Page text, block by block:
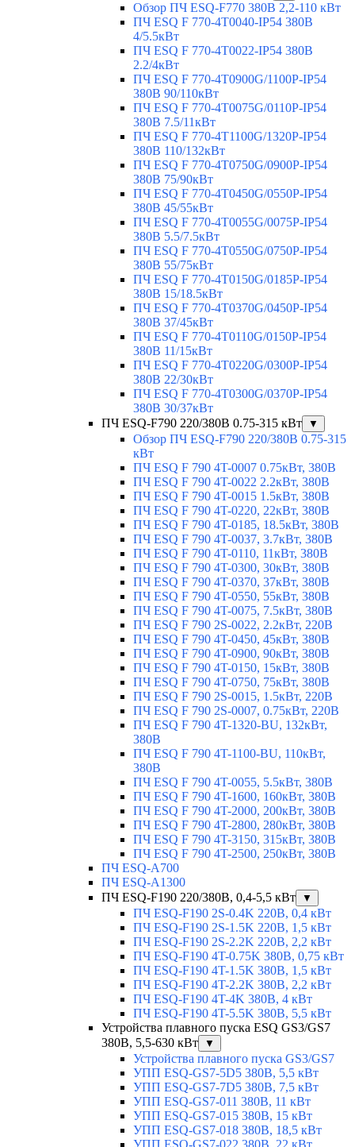
Обзор ПЧ ESQ-F770 380В 2,2-110 кВт
ПЧ ESQ F 770-4T0040-IP54 380В
4/5.5кВт
ПЧ ESQ F 770-4T0022-IP54 380В
2.2/4кВт
ПЧ ESQ F 770-4Т0900G/1100P-IP54
380В 90/110кВт
ПЧ ESQ F 770-4T0075G/0110P-IP54
380В 7.5/11кВт
ПЧ ESQ F 770-4T1100G/1320P-IP54
380В 110/132кВт
ПЧ ESQ F 770-4T0750G/0900P-IP54
380В 75/90кВт
ПЧ ESQ F 770-4T0450G/0550P-IP54
380В 45/55кВт
ПЧ ESQ F 770-4T0055G/0075P-IP54
380В 5.5/7.5кВт
ПЧ ESQ F 770-4T0550G/0750P-IP54
380В 55/75кВт
ПЧ ESQ F 770-4T0150G/0185P-IP54
380В 15/18.5кВт
ПЧ ESQ F 770-4T0370G/0450P-IP54
380В 37/45кВт
ПЧ ESQ F 770-4T0110G/0150P-IP54
380В 11/15кВт
ПЧ ESQ F 770-4T0220G/0300P-IP54
380В 22/30кВт
ПЧ ESQ F 770-4T0300G/0370P-IP54
380В 30/37кВт
ПЧ ESQ-F790 220/380В 0.75-315 кВт
▼
Обзор ПЧ ESQ-F790 220/380В 0.75-315
кВт
ПЧ ESQ F 790 4T-0007 0.75кВт, 380В
ПЧ ESQ F 790 4T-0022 2.2кВт, 380В
ПЧ ESQ F 790 4T-0015 1.5кВт, 380В
ПЧ ESQ F 790 4T-0220, 22кВт, 380В
ПЧ ESQ F 790 4T-0185, 18.5кВт, 380В
ПЧ ESQ F 790 4T-0037, 3.7кВт, 380В
ПЧ ESQ F 790 4T-0110, 11кВт, 380В
ПЧ ESQ F 790 4T-0300, 30кВт, 380В
ПЧ ESQ F 790 4T-0370, 37кВт, 380В
ПЧ ESQ F 790 4T-0550, 55кВт, 380В
ПЧ ESQ F 790 4T-0075, 7.5кВт, 380В
ПЧ ESQ F 790 2S-0022, 2.2кВт, 220В
ПЧ ESQ F 790 4T-0450, 45кВт, 380В
ПЧ ESQ F 790 4T-0900, 90кВт, 380В
ПЧ ESQ F 790 4T-0150, 15кВт, 380В
ПЧ ESQ F 790 4T-0750, 75кВт, 380В
ПЧ ESQ F 790 2S-0015, 1.5кВт, 220В
ПЧ ESQ F 790 2S-0007, 0.75кВт, 220В
ПЧ ESQ F 790 4T-1320-BU, 132кВт,
380В
ПЧ ESQ F 790 4T-1100-BU, 110кВт,
380В
ПЧ ESQ F 790 4T-0055, 5.5кВт, 380В
ПЧ ESQ F 790 4T-1600, 160кВт, 380В
ПЧ ESQ F 790 4T-2000, 200кВт, 380В
ПЧ ESQ F 790 4T-2800, 280кВт, 380В
ПЧ ESQ F 790 4T-3150, 315кВт, 380В
ПЧ ESQ F 790 4T-2500, 250кВт, 380В
ПЧ ESQ-A700
ПЧ ESQ-A1300
ПЧ ESQ-F190 220/380В, 0,4-5,5 кВт
▼
ПЧ ESQ-F190 2S-0.4K 220В, 0,4 кВт
ПЧ ESQ-F190 2S-1.5K 220В, 1,5 кВт
ПЧ ESQ-F190 2S-2.2K 220В, 2,2 кВт
ПЧ ESQ-F190 4T-0.75K 380В, 0,75 кВт
ПЧ ESQ-F190 4T-1.5K 380В, 1,5 кВт
ПЧ ESQ-F190 4T-2.2K 380В, 2,2 кВт
ПЧ ESQ-F190 4T-4K 380В, 4 кВт
ПЧ ESQ-F190 4T-5.5K 380В, 5,5 кВт
Устройства плавного пуска ESQ GS3/GS7
380В, 5,5-630 кВт
▼
Устройства плавного пуска GS3/GS7
УПП ESQ-GS7-5D5 380В, 5,5 кВт
УПП ESQ-GS7-7D5 380В, 7,5 кВт
УПП ESQ-GS7-011 380В, 11 кВт
УПП ESQ-GS7-015 380В, 15 кВт
УПП ESQ-GS7-018 380В, 18,5 кВт